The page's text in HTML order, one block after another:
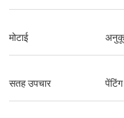
बहुत अच्छे और मददगार हैं।
मोटाई
सतह उपचार